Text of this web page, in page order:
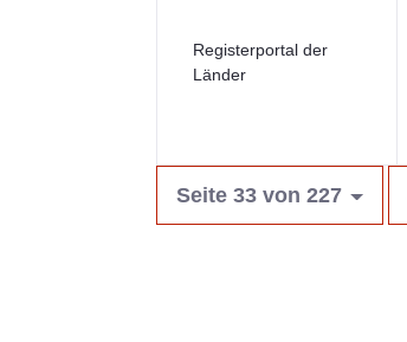
Registerportal der
Länder
Seite 33 von 227